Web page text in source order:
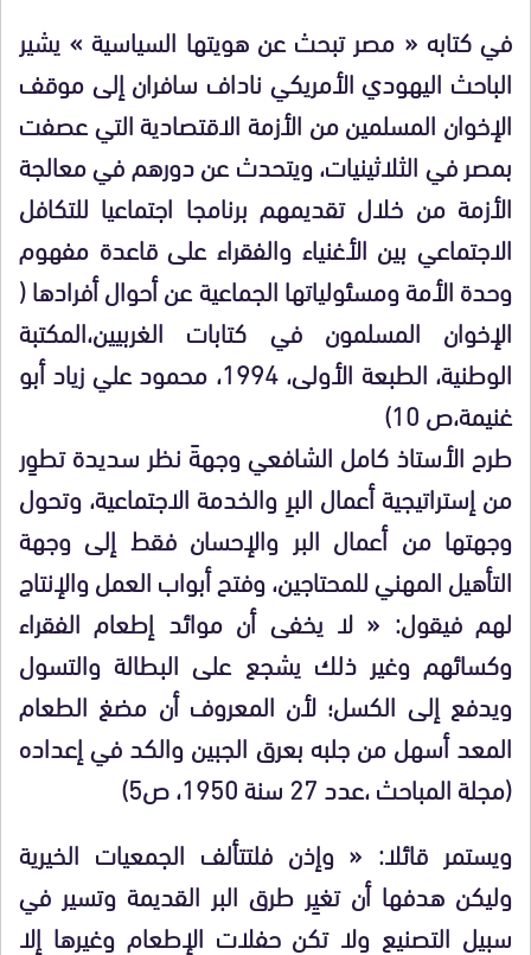
في كتابه « مصر تبحث عن هويتها السياسية » يشير
الباحث اليهودي الأمريكي ناداف سافران إلى موقف
الإخوان المسلمين من الأزمة الاقتصادية التي عصفت
بمصر في الثلاثينيات، ويتحدث عن دورهم في معالجة
الأزمة من خلال تقديمهم برنامجا اجتماعيا للتكافل
الاجتماعي بين الأغنياء والفقراء على قاعدة مفهوم
وحدة الأمة ومسئولياتها الجماعية عن أحوال أفرادها (
الإخوان المسلمون في كتابات الغربيين،المكتبة
الوطنية، الطبعة الأولى، 1994، محمود علي زياد أبو
غنيمة،ص 10)
طرح الأستاذ كامل الشافعي وجهةَ نظر سديدة تطوِر
من إستراتيجية أعمال البرِ والخدمة الاجتماعية، وتحول
وجهتها من أعمال البر والإحسان فقط إلى وجهة
التأهيل المهني للمحتاجين، وفتح أبواب العمل والإنتاج
لهم فيقول: « لا يخفى أن موائد إطعام الفقراء
وكسائهم وغير ذلك يشجع على البطالة والتسول
ويدفع إلى الكسل؛ لأن المعروف أن مضغ الطعام
المعد أسهل من جلبه بعرق الجبين والكد في إعداده
(مجلة المباحث ،عدد 27 سنة 1950، ص5)
ويستمر قائلا: « وإذن فلتتألف الجمعيات الخيرية
وليكن هدفها أن تغيِر طرق البر القديمة وتسير في
سبيل التصنيع ولا تكن حفلات الإطعام وغيرها إلا